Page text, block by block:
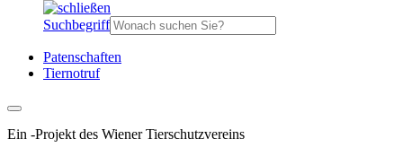
Suchbegriff
Patenschaften
Tiernotruf
Ein -Projekt des Wiener Tierschutzvereins